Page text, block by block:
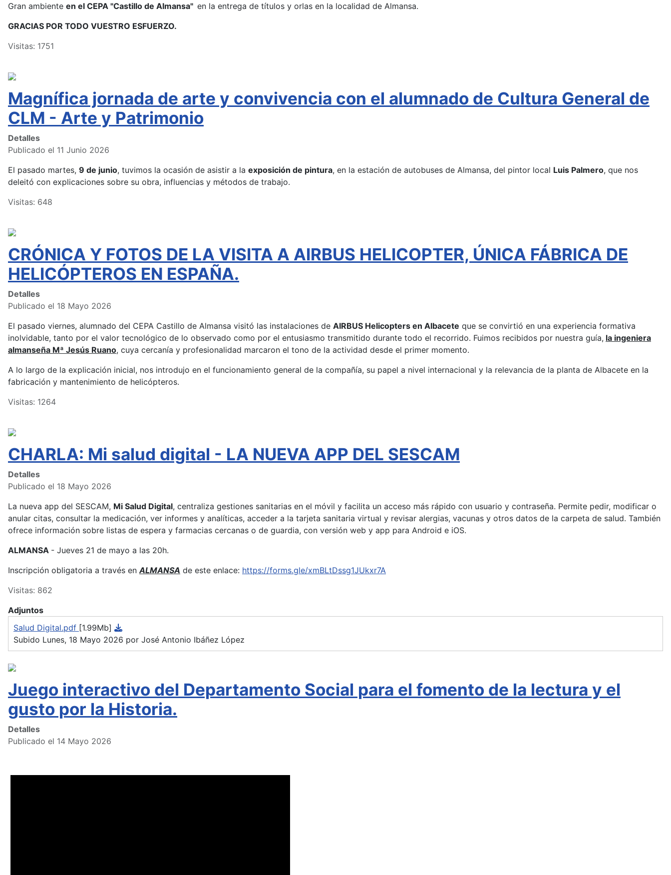
Gran ambiente en el CEPA "Castillo de Almansa" en la entrega de títulos y orlas en la localidad de Almansa.
GRACIAS POR TODO VUESTRO ESFUERZO.
Visitas: 1751
Magnífica jornada de arte y convivencia con el alumnado de Cultura General de
CLM - Arte y Patrimonio
Detalles
Publicado el 11 Junio 2026
El pasado martes, 9 de junio, tuvimos la ocasión de asistir a la exposición de pintura, en la estación de autobuses de Almansa, del pintor local Luis Palmero, que nos
deleitó con explicaciones sobre su obra, influencias y métodos de trabajo.
Visitas: 648
CRÓNICA Y FOTOS DE LA VISITA A AIRBUS HELICOPTER, ÚNICA FÁBRICA DE
HELICÓPTEROS EN ESPAÑA.
Detalles
Publicado el 18 Mayo 2026
El pasado viernes, alumnado del CEPA Castillo de Almansa visitó las instalaciones de AIRBUS Helicopters en Albacete que se convirtió en una experiencia formativa
inolvidable, tanto por el valor tecnológico de lo observado como por el entusiasmo transmitido durante todo el recorrido. Fuimos recibidos por nuestra guía, la ingeniera
almanseña Mª Jesús Ruano, cuya cercanía y profesionalidad marcaron el tono de la actividad desde el primer momento.
A lo largo de la explicación inicial, nos introdujo en el funcionamiento general de la compañía, su papel a nivel internacional y la relevancia de la planta de Albacete en la
fabricación y mantenimiento de helicópteros.
Visitas: 1264
CHARLA: Mi salud digital - LA NUEVA APP DEL SESCAM
Detalles
Publicado el 18 Mayo 2026
La nueva app del SESCAM, Mi Salud Digital, centraliza gestiones sanitarias en el móvil y facilita un acceso más rápido con usuario y contraseña. Permite pedir, modificar o
anular citas, consultar la medicación, ver informes y analíticas, acceder a la tarjeta sanitaria virtual y revisar alergias, vacunas y otros datos de la carpeta de salud. También
ofrece información sobre listas de espera y farmacias cercanas o de guardia, con versión web y app para Android e iOS.
ALMANSA - Jueves 21 de mayo a las 20h.
Inscripción obligatoria a través en ALMANSA de este enlace: https://forms.gle/xmBLtDssg1JUkxr7A
Visitas: 862
Adjuntos
Salud Digital.pdf [1.99Mb]
Subido Lunes, 18 Mayo 2026 por José Antonio Ibáñez López
Juego interactivo del Departamento Social para el fomento de la lectura y el
gusto por la Historia.
Detalles
Publicado el 14 Mayo 2026